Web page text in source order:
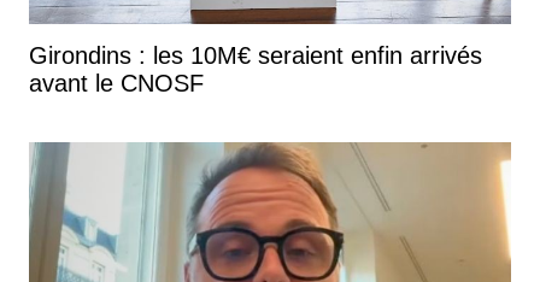
Girondins : les 10M€ seraient enfin arrivés
avant le CNOSF